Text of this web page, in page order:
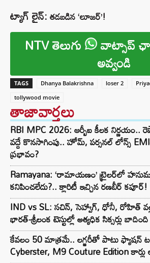
ట్యాగ్ లైన్:తడబడిన ‘లూజర్’!
NTV తెలుగు వాట్సాప్
అవ్వండి
TAGS Dhanya Balakrishna loser 2
tollywood movie
తాజావార్తలు
RBI MPC 2026: ఆర్బీఐ కీలక నిర్ణయం..
వద్దే కొనసాగింపు.. హోమ్, పర్సనల్ లోన్స్
ప్రభావం?
Ramayana: ‘రామాయణం’ ట్రైలర్‌లో
కనిపించలేదు?.. క్లారిటీ ఇచ్చిన రణబీర్ కపూర్!
IND vs SL: సచిన్, సెహ్వాగ్, ధోనీ, రోహిత్‌
భారత్-శ్రీలంక టెస్టుల్లో అత్యధిక సిక్సర్లు
కేవలం 50 మాత్రమే.. లగ్జరీతో పాటు ఫ్యాషన్
Cyberster, M9 Couture Edition